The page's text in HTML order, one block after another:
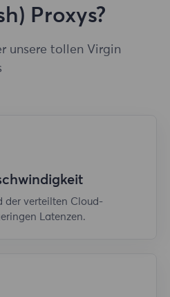
Proxys?
unsere tollen Virgin
der verteilten Cloud-
Latenzen.